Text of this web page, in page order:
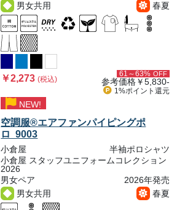
男女共用
春夏
￥2,273(税込)
61～63% OFF
参考価格￥5,830-
1%ポイント 還元
NEW!
空調服®エアファンパイピングポ
ロ 9003
小倉屋
半袖ポロシャツ
小倉屋 スタッフユニフォームコレクション
2026
男女ペア
2026年発売
男女共用
春夏